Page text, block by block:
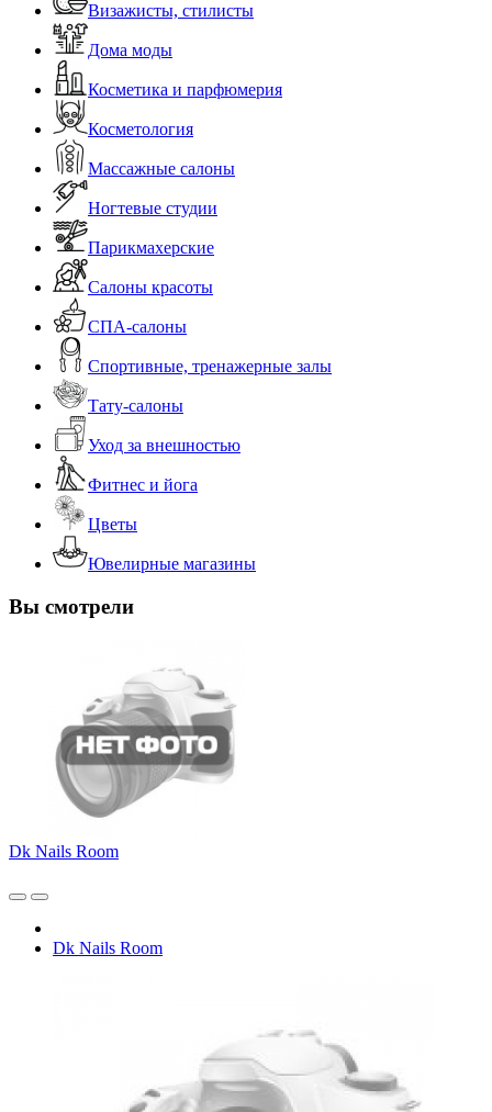
Визажисты, стилисты
Дома моды
Косметика и парфюмерия
Косметология
Массажные салоны
Ногтевые студии
Парикмахерские
Салоны красоты
СПА-салоны
Спортивные, тренажерные залы
Тату-салоны
Уход за внешностью
Фитнес и йога
Цветы
Ювелирные магазины
Вы смотрели
Dk Nails Room
Dk Nails Room